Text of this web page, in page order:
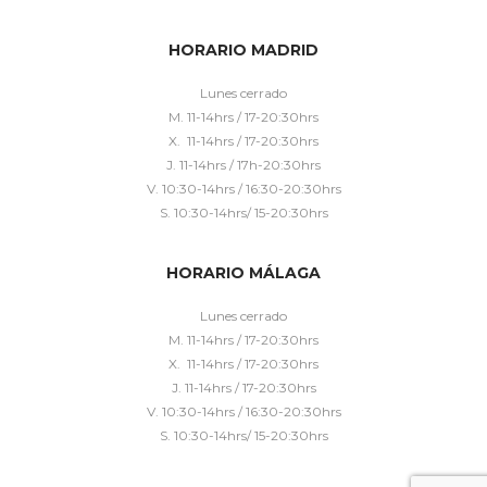
HORARIO MADRID
Lunes cerrado
M. 11-14hrs / 17-20:30hrs
X. 11-14hrs / 17-20:30hrs
J. 11-14hrs / 17h-20:30hrs
V. 10:30-14hrs / 16:30-20:30hrs
S. 10:30-14hrs/ 15-20:30hrs
HORARIO MÁLAGA
Lunes cerrado
M. 11-14hrs / 17-20:30hrs
X. 11-14hrs / 17-20:30hrs
J. 11-14hrs / 17-20:30hrs
V. 10:30-14hrs / 16:30-20:30hrs
S. 10:30-14hrs/ 15-20:30hrs